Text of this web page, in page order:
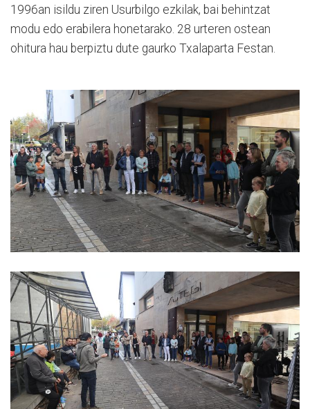
1996an isildu ziren Usurbilgo ezkilak, bai behintzat
modu edo erabilera honetarako. 28 urteren ostean
ohitura hau berpiztu dute gaurko Txalaparta Festan.